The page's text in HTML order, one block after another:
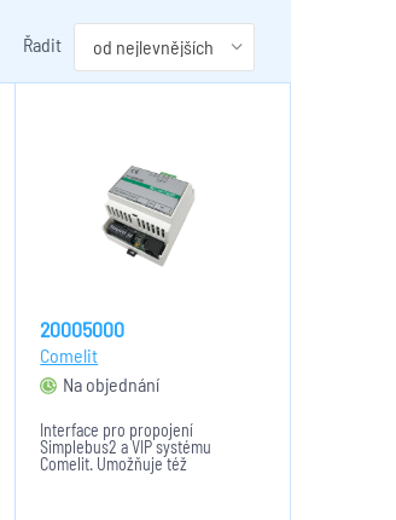
Řadit
20005000
Comelit
Na objednání
Interface pro propojení
Simplebus2 a VIP systému
Comelit. Umožňuje též
přesměrovat volání z panelu na